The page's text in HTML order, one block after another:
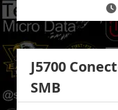
J5700
SMB